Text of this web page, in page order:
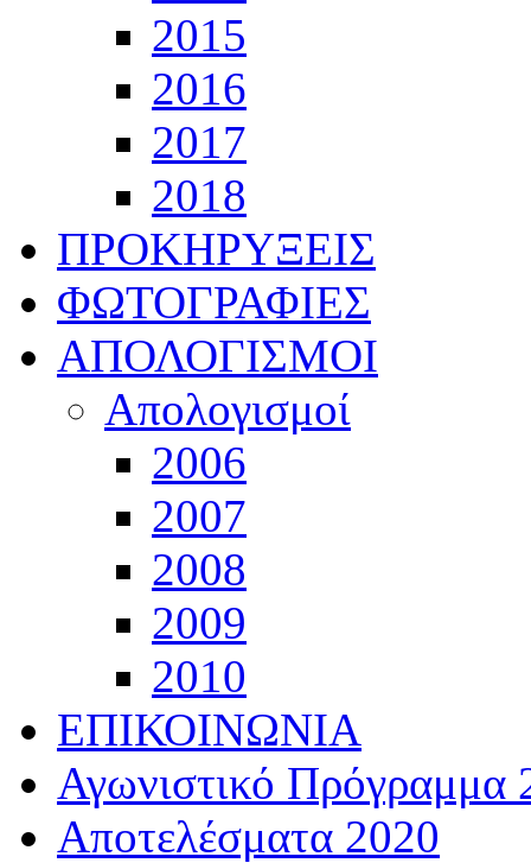
2015
2016
2017
2018
ΠΡΟΚΗΡΥΞΕΙΣ
ΦΩΤΟΓΡΑΦΙΕΣ
ΑΠΟΛΟΓΙΣΜΟΙ
Απολογισμοί
2006
2007
2008
2009
2010
ΕΠΙΚΟΙΝΩΝΙΑ
Αγωνιστικό Πρόγραμμα
Αποτελέσματα 2020